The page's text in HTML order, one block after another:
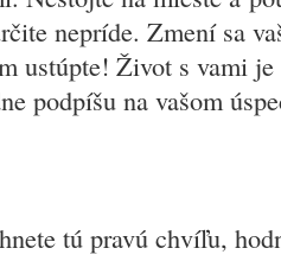
nepríde. Zmení sa
ustúpte! Život s vami
podpíšu na vašom
tú pravú chvíľu,